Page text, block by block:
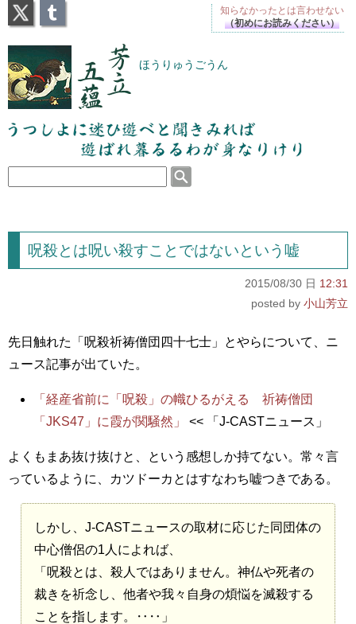
芳立五蘊 ほうりゅうごうん
うつしよに迷ひ遊べと聞きみれば遊ばれ暮るるわが
身なりけり
呪殺とは呪い殺すことではないという嘘
2015/08/30 日 12:31
小山芳立
先日触れた「呪殺祈祷僧団四十七士」とやらについて、ニ
ュース記事が出ていた。
「経産省前に「呪殺」の幟ひるがえる 祈祷僧団
「JKS47」に霞が関騒然」
<< 「J-CASTニュース」
よくもまあ抜け抜けと、という感想しか持てない。常々言
っているように、カツドーカとはすなわち嘘つきである。
しかし、J-CASTニュースの取材に応じた同団体の
中心僧侶の1人によれば、
「呪殺とは、殺人ではありません。神仏や死者の
裁きを祈念し、他者や我々自身の煩悩を滅殺する
ことを指します。‥‥」
知らなかったとは言わせない
（初めにお読みください）
X Tumblr